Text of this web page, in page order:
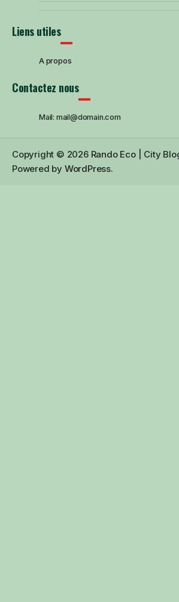
Liens utiles
A propos
Contactez nous
Mail: mail@domain.com
Copyright © 2026 Rando Eco| City
Powered by WordPress.